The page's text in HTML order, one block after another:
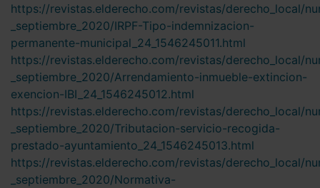
https://revistas.elderecho.com/revistas/derecho_local/
_septiembre_2020/IRPF-Tipo-indemnizacion-
permanente-municipal_24_1546245011.html
https://revistas.elderecho.com/revistas/derecho_local/
_septiembre_2020/Arrendamiento-inmueble-extincion-
exencion-IBI_24_1546245012.html
https://revistas.elderecho.com/revistas/derecho_local/
_septiembre_2020/Tributacion-servicio-recogida-
prestado-ayuntamiento_24_1546245013.html
https://revistas.elderecho.com/revistas/derecho_local/
_septiembre_2020/Normativa-